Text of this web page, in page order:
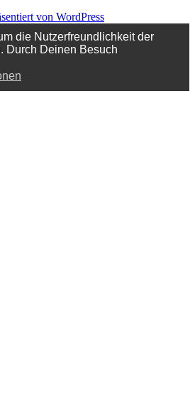
von WordPress
die Nutzerfreundlichkeit der
Durch Deinen Besuch